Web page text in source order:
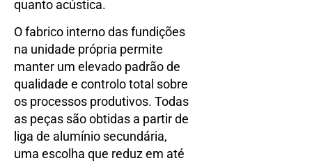
quanto acústica.
O fabrico interno das fundições
na unidade própria permite
manter um elevado padrão de
qualidade e controlo total sobre
os processos produtivos. Todas
as peças são obtidas a partir de
liga de alumínio secundária,
uma escolha que reduz em até